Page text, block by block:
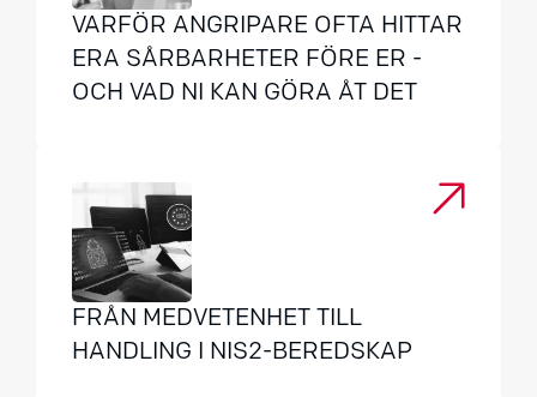
VARFÖR ANGRIPARE OFTA HITTAR
ERA SÅRBARHETER FÖRE ER -
OCH VAD NI KAN GÖRA ÅT DET
FRÅN MEDVETENHET TILL
HANDLING I NIS2-BEREDSKAP